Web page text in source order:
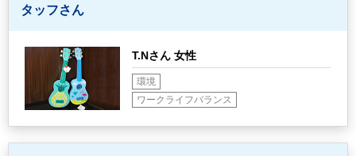
タッフさん
T.Nさん 女性
環境
ワークライフバランス